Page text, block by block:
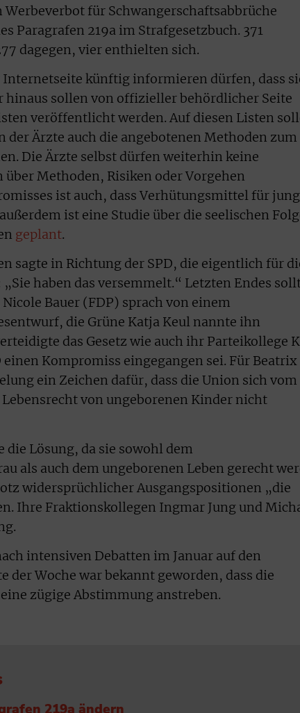
für Schwangerschaftsabbrüche
Paragrafen 219a im Strafgesetzbuch. 371
dagegen, vier enthielten sich.
künftig informieren dürfen, dass
hinaus sollen von offizieller behördlicher Seite
veröffentlicht werden. Auf diesen Listen
der Ärzte auch die angebotenen Methoden zum
Die Ärzte selbst dürfen weiterhin keine
Methoden, Risiken oder Vorgehen
ist auch, dass Verhütungsmittel für
ist eine Studie über die seelischen
geplant.
sagte in Richtung der SPD, die eigentlich für
haben das versemmelt.“ Letzten Endes
Bauer (FDP) sprach von einem
die Grüne Katja Keul nannte ihn
das Gesetz wie auch ihr Parteikollege
einen Kompromiss eingegangen sei. Für Beatrix
ein Zeichen dafür, dass die Union sich vom
Lebensrecht von ungeborenen Kinder nicht
die Lösung, da sie sowohl dem
als auch dem ungeborenen Leben gerecht
widersprüchlicher Ausgangspositionen „die
Ihre Fraktionskollegen Ingmar Jung und
intensiven Debatten im Januar auf den
Woche war bekannt geworden, dass die
zügige Abstimmung anstreben.
219a ändern